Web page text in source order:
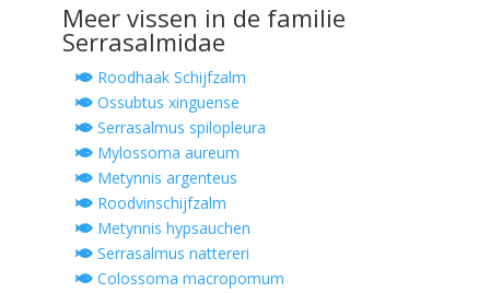
Meer vissen in de familie
Serrasalmidae
Roodhaak Schijfzalm
Ossubtus xinguense
Serrasalmus spilopleura
Mylossoma aureum
Metynnis argenteus
Roodvinschijfzalm
Metynnis hypsauchen
Serrasalmus nattereri
Colossoma macropomum